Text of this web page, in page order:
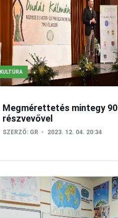
KULTÚRA
Megmérettetés mintegy 90
részvevővel
SZERZŐ: GR 2023. 12. 04. 20:34